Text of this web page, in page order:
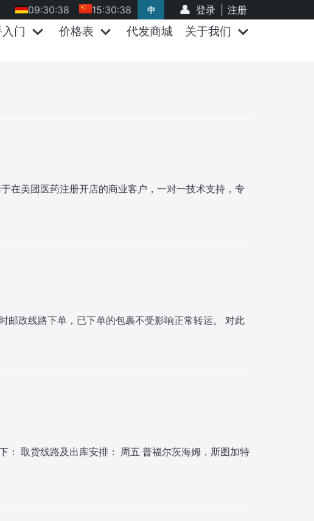
门 价格表 代发商城 关于我们
注册
登录
中
15:30:38
09:30:38
在美团医药注册开店的商业客户，一对一技术支持，专
邮政线路下单，已下单的包裹不受影响正常转运。 对此
： 取货线路及出库安排： 周五 普福尔茨海姆，斯图加特